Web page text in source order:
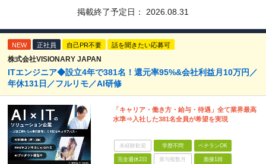
掲載終了予定日： 2026.08.31
NEW 正社員 自己PR不要 話を聞きたい応募可
株式会社VISIONARY JAPAN
ITエンジニア◆設立4年で381名！還元率95%&会社利益月10万円／
年休131日／フルリモ／AI研修
「キャリア・働き方・給与・待遇」全て業界最高
水準⇒入社した381名全員が希望を実現
未経験歓迎 学歴不問 ベテランOK
完全週休2日 賞与複数月 面接1回